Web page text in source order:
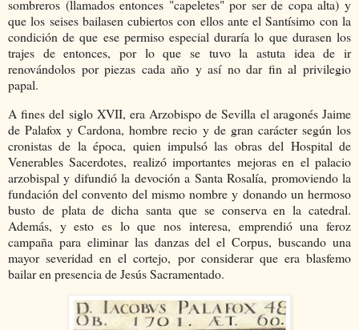
sombreros (llamados entonces "capeletes" por ser de copa alta) y
que los seises bailasen cubiertos con ellos ante el Santísimo con la
condición de que ese permiso especial duraría lo que durasen los
trajes de entonces, por lo que se tuvo la astuta idea de ir
renovándolos por piezas cada año y así no dar fin al privilegio
papal.
A fines del siglo XVII, era Arzobispo de Sevilla el aragonés Jaime
de Palafox y Cardona, hombre recio y de gran carácter según los
cronistas de la época, quien impulsó las obras del Hospital de
Venerables Sacerdotes, realizó importantes mejoras en el palacio
arzobispal y difundió la devoción a Santa Rosalía, promoviendo la
fundación del convento del mismo nombre y donando un hermoso
busto de plata de dicha santa que se conserva en la catedral.
Además, y esto es lo que nos interesa, emprendió una feroz
campaña para eliminar las danzas del el Corpus, buscando una
mayor severidad en el cortejo, por considerar que era blasfemo
bailar en presencia de Jesús Sacramentado.